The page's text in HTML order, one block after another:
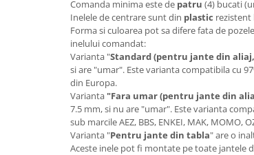
Comanda minima este de patru (4) bucati
Inelele de centrare sunt din plastic rezistent
Forma si culoarea pot sa difere fata de
inelului comandat:
Varianta "Standard (pentru jante din
si are "umar". Este varianta compatibila cu
din Europa.
Varianta "Fara umar (pentru jante din
7.5 mm, si nu are "umar". Este varianta
sub marcile AEZ, BBS, ENKEI, MAK, MOMO,
Varianta "Pentru jante din tabla" are o
Aceste inele pot fi montate pe toate jantele